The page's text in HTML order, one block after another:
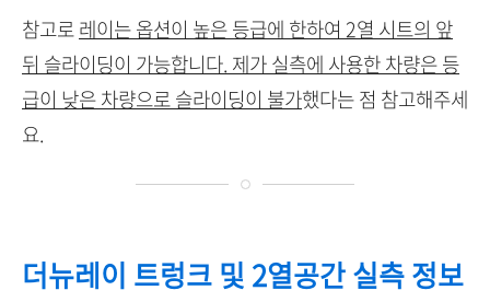
참고로레이는 옵션이 높은 등급에 한하여 2열 시트의 앞
뒤 슬라이딩이 가능합니다. 제가 실측에 사용한 차량은 등
급이 낮은 차량으로 슬라이딩이 불가했다는 점 참고해주세
요.
더뉴레이 트렁크 및 2열공간 실측 정보